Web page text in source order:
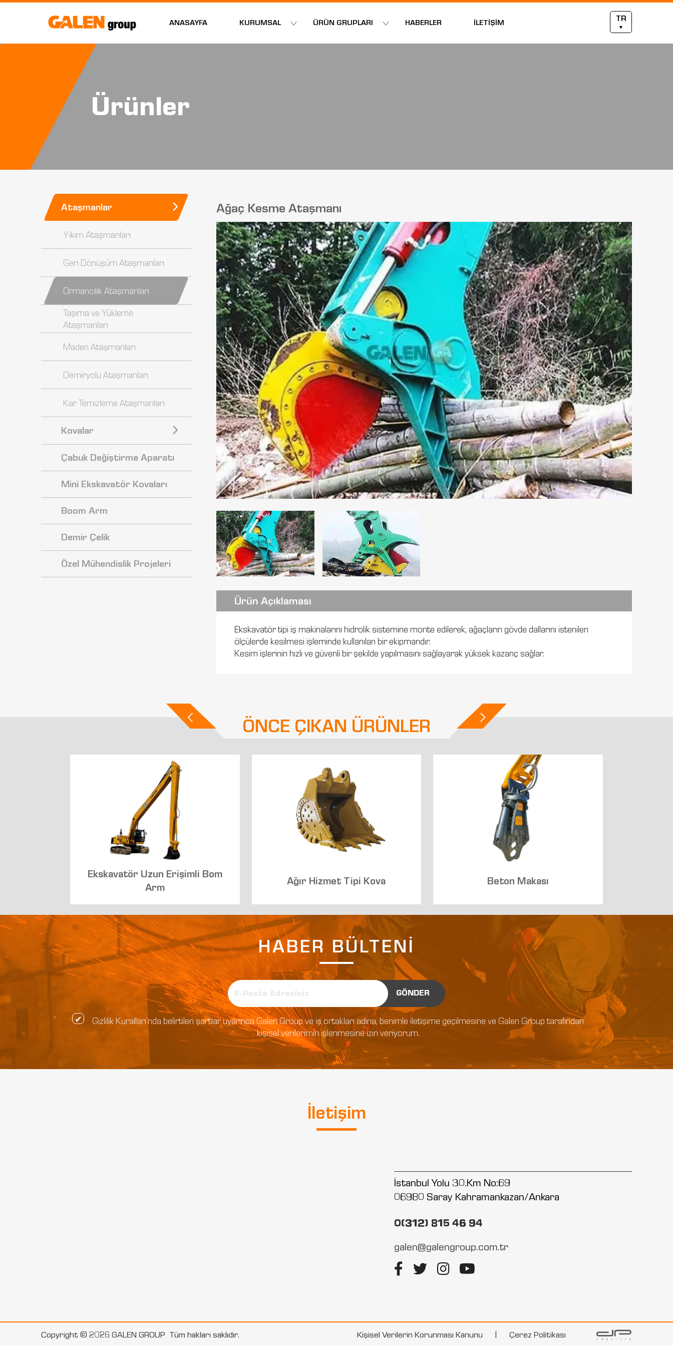
ANASAYFA KURUMSAL ÜRÜN GRUPLARI HABERLER İLETİŞİM TR
▼
Ürünler
Ataşmanlar
Yıkım Ataşmanları
Geri Dönüşüm Ataşmanları
Ormancılık Ataşmanları
Taşıma ve Yükleme
Ataşmanları
Maden Ataşmanları
Demiryolu Ataşmanları
Kar Temizleme Ataşmanları
Kovalar
Çabuk Değiştirme Aparatı
Mini Ekskavatör Kovaları
Boom Arm
Demir Çelik
Özel Mühendislik Projeleri
Ağaç Kesme Ataşmanı
Ürün Açıklaması
Ekskavatör tipi iş makinalarını hidrolik sistemine monte edilerek, ağaçların gövde dallarını istenilen
ölçülerde kesilmesi işleminde kullanılan bir ekipmandır.
Kesim işlerinin hızlı ve güvenli bir şekilde yapılmasını sağlayarak yüksek kazanç sağlar.
ÖNCE ÇIKAN ÜRÜNLER
Ekskavatör Uzun Erişimli Bom
Arm
Ağır Hizmet Tipi Kova Beton Makası
HABER BÜLTENİ
GÖNDER
Gizlilik Kuralları’nda belirtilen şartlar uyarınca Galen Group ve iş ortakları adına, benimle iletişime geçilmesine ve Galen Group tarafından
kişisel verilerimin işlenmesine izin veriyorum.
İletişim
İstanbul Yolu 30.Km No:69
06980 Saray Kahramankazan/Ankara
0(312) 815 46 94
galen@galengroup.com.tr
Copyright © 2026 GALEN GROUP Tüm hakları saklıdır. Kişisel Verilerin Korunması Kanunu | Çerez Politikası